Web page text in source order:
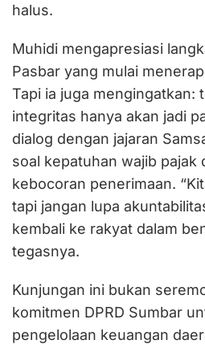
halus.
Muhidi mengapresiasi
Pasbar yang mulai
Tapi ia juga mengingatkan:
integritas hanya akan jadi
dialog dengan jajaran
soal kepatuhan wajib pajak
kebocoran penerimaan.
tapi jangan lupa
kembali ke rakyat dalam
tegasnya.
Kunjungan ini bukan
komitmen DPRD Sumbar
pengelolaan keuangan